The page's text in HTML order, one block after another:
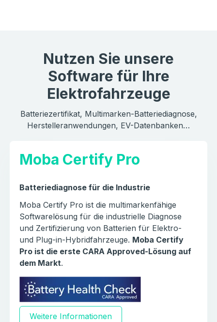
Nutzen Sie unsere
Software für Ihre
Elektrofahrzeuge
Batteriezertifikat, Multimarken-Batteriediagnose,
Herstelleranwendungen, EV-Datenbanken…
Moba Certify Pro
Batteriediagnose für die Industrie
Moba Certify Pro ist die multimarkenfähige
Softwarelösung für die industrielle Diagnose
und Zertifizierung von Batterien für Elektro-
und Plug-in-Hybridfahrzeuge. Moba Certify
Pro ist die erste CARA Approved-Lösung auf
dem Markt.
Weitere Informationen